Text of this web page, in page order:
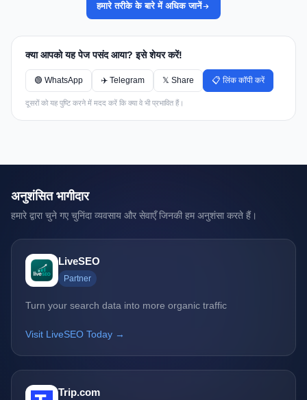
हमारे तरीके के बारे में अधिक जानें
क्या आपको यह पेज पसंद आया? इसे शेयर करें!
🟢 WhatsApp ✈️ Telegram 𝕏 Share 📋 लिंक कॉपी करें
दूसरों को यह पुष्टि करने में मदद करें कि क्या वे भी प्रभावित हैं।
अनुशंसित भागीदार
हमारे द्वारा चुने गए चुनिंदा व्यवसाय और सेवाएँ जिनकी हम अनुशंसा करते हैं।
LiveSEO
Partner
Turn your search data into more organic traffic
Visit LiveSEO Today →
Trip.com